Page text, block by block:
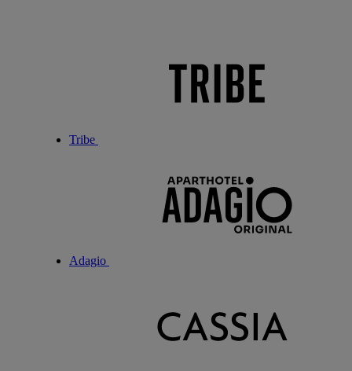
Tribe
Adagio